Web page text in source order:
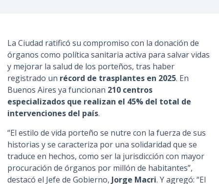
La Ciudad ratificó su compromiso con la donación de
órganos como política sanitaria activa para salvar vidas
y mejorar la salud de los porteños, tras haber
registrado un récord de trasplantes en 2025. En
Buenos Aires ya funcionan 210 centros
especializados que realizan el 45% del total de
intervenciones del país.
“El estilo de vida porteño se nutre con la fuerza de sus
historias y se caracteriza por una solidaridad que se
traduce en hechos, como ser la jurisdicción con mayor
procuración de órganos por millón de habitantes”,
destacó el Jefe de Gobierno, Jorge Macri. Y agregó: “El